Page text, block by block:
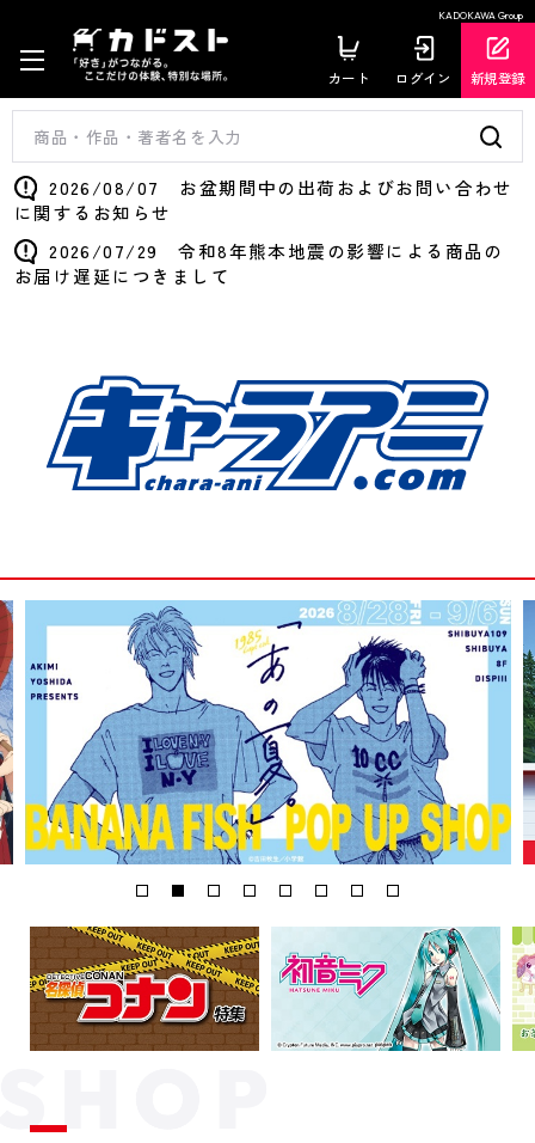
KADOKAWA Group
カート ログイン 新規登録
2026/08/07 お盆期間中の出荷およびお問い合わせ
に関するお知らせ
2026/07/29 令和8年熊本地震の影響による商品の
お届け遅延につきまして